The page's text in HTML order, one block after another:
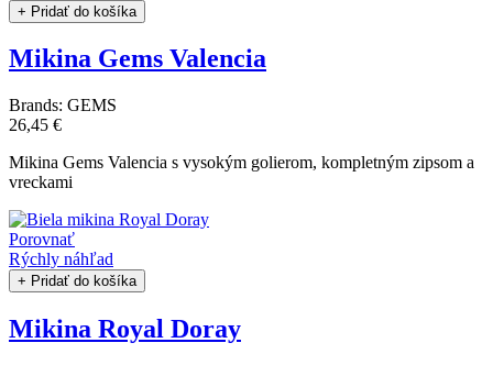
+ Pridať do košíka
Mikina Gems Valencia
Brands: GEMS
26,45 €
Mikina Gems Valencia s vysokým golierom, kompletným zipsom a
vreckami
Porovnať
Rýchly náhľad
+ Pridať do košíka
Mikina Royal Doray